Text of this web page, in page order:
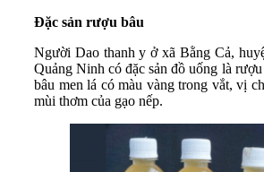
Đặc sản rượu bâu
Người Dao thanh y ở xã Bằng Cả,
Quảng Ninh có đặc sản đồ uống là
bâu men lá có màu vàng trong vắt, vị
mùi thơm của gạo nếp.